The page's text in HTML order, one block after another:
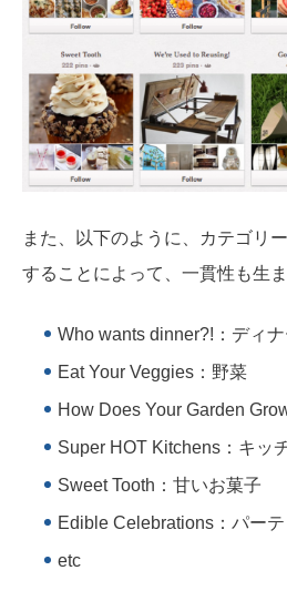
また、以下のように、カテゴリ
することによって、一貫性も生ま
Who wants dinner?!：ディナ
Eat Your Veggies：野菜
How Does Your Garden
Super HOT Kitchens：キッ
Sweet Tooth：甘いお菓子
Edible Celebrations：パー
etc